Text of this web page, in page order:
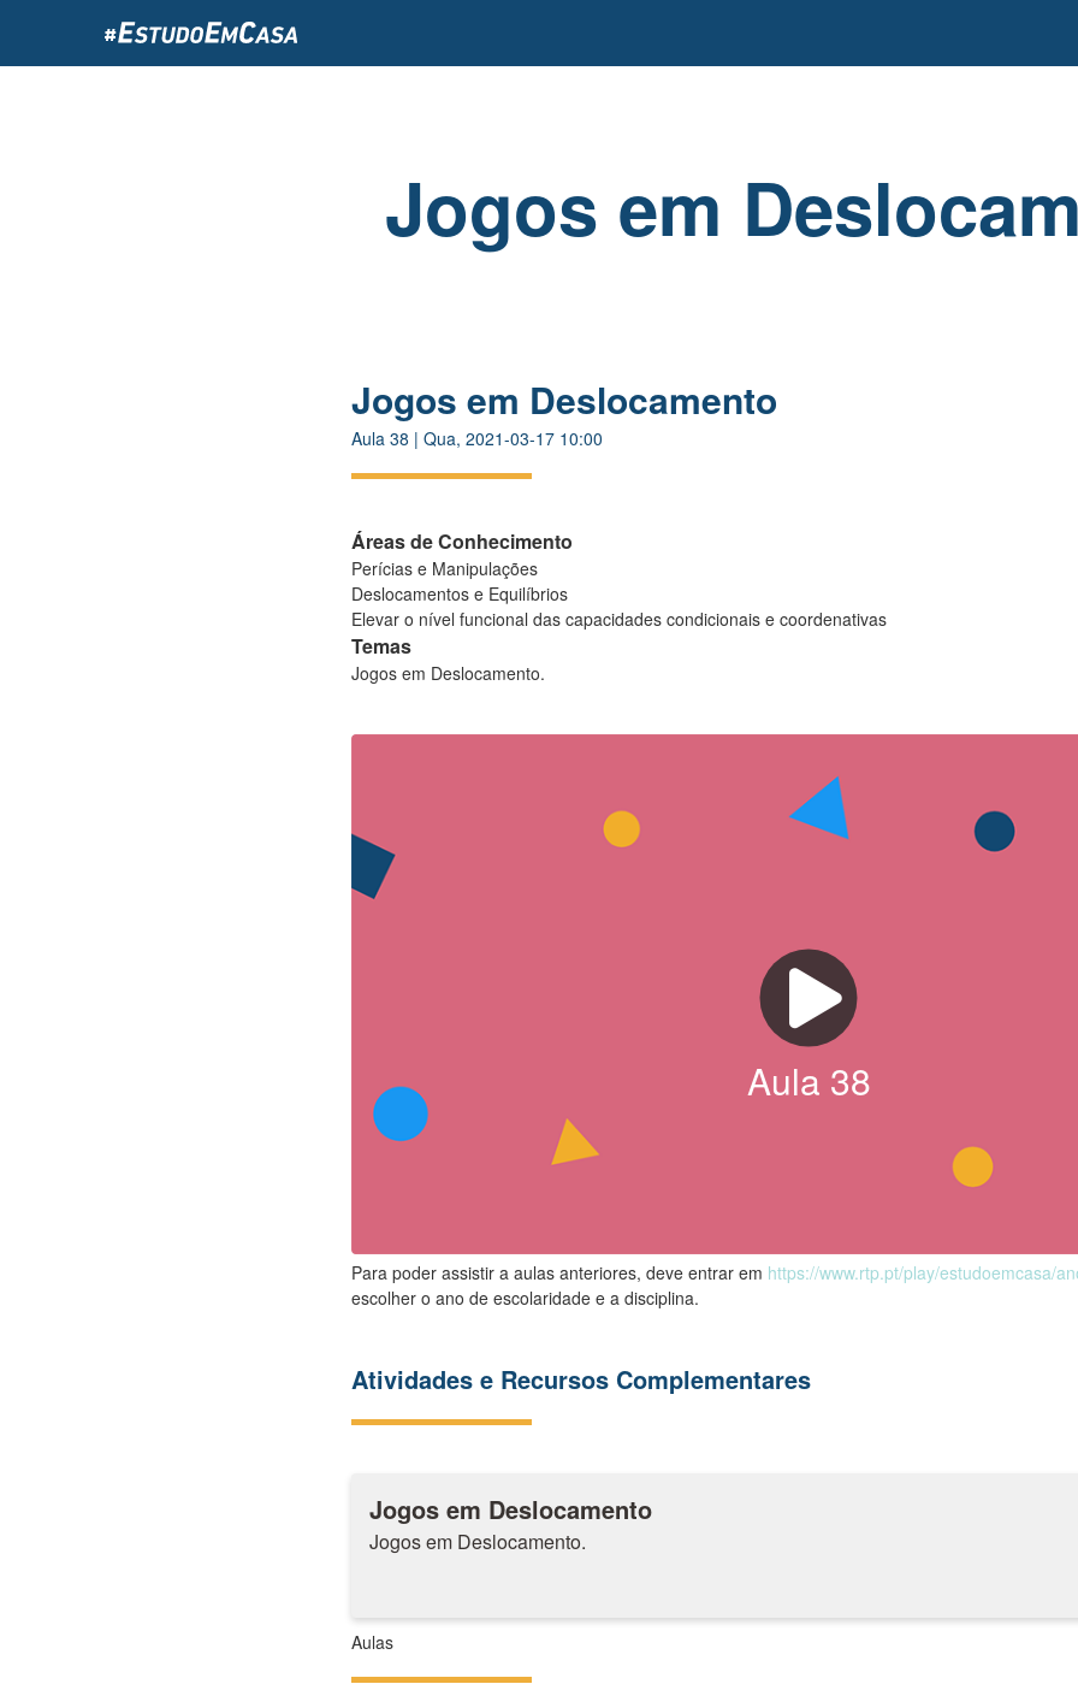
o
Jogos em
Jogos em Deslocamento
Aula 38 | Qua, 2021-03-17 10:00
Áreas de Conhecimento
Perícias e Manipulações
Deslocamentos e Equilíbrios
Elevar o nível funcional das capacidades condicionais e coordenativas
Temas
Jogos em Deslocamento.
Aula 38
Para poder assistir a aulas anteriores, deve entrar em https://www.rtp.pt/play/estudoemcasa/
escolher o ano de escolaridade e a disciplina.
Atividades e Recursos Complementares
Jogos em Deslocamento
Jogos em Deslocamento.
Aulas